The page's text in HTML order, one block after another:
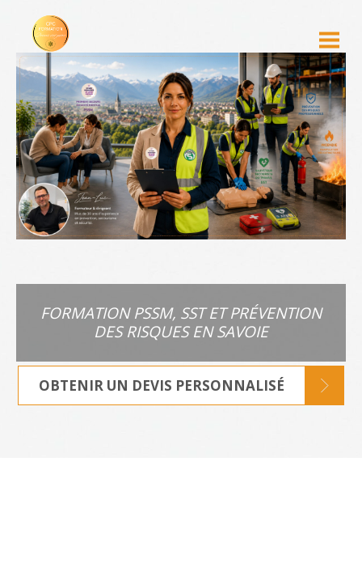
FORMATION PSSM, SST ET PRÉVENTION
DES RISQUES EN SAVOIE
OBTENIR UN DEVIS PERSONNALISÉ